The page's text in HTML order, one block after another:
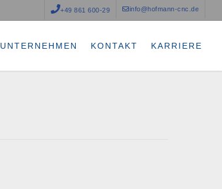
+49 861 600-29 info@hofmann-cnc.de
UNTERNEHMEN KONTAKT KARRIERE